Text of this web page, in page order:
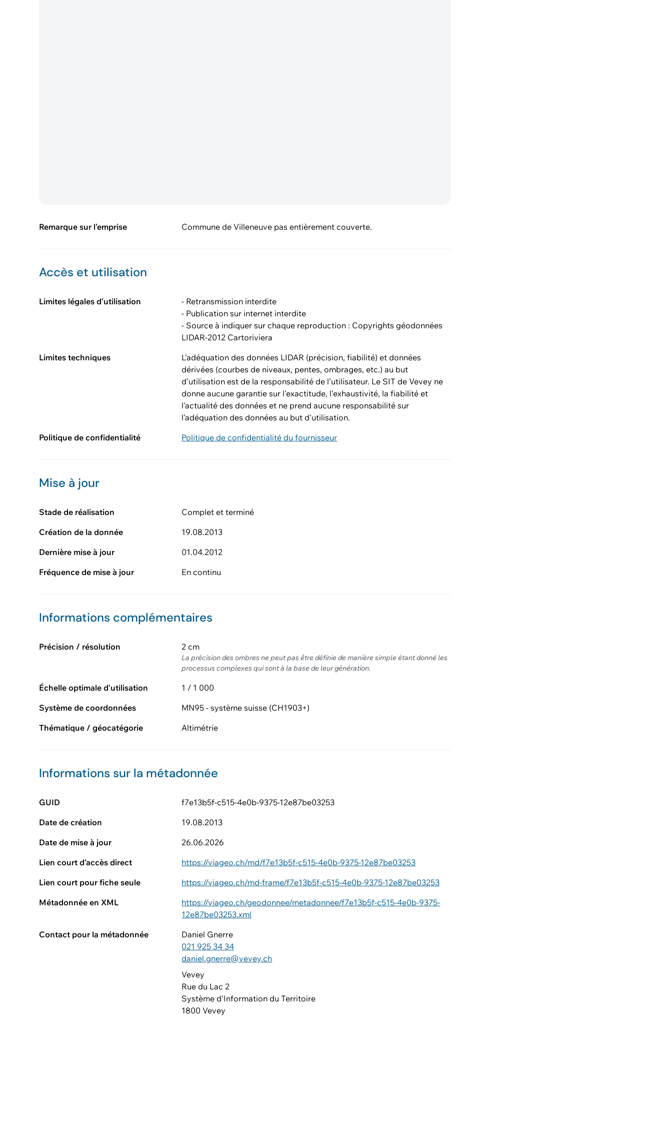
Remarque sur l'emprise Commune de Villeneuve pas entièrement couverte.
Accès et utilisation
Limites légales d'utilisation
- Retransmission interdite
- Publication sur internet interdite
- Source à indiquer sur chaque reproduction : Copyrights géodonnées
LIDAR-2012 Cartoriviera
Limites techniques
L'adéquation des données LIDAR (précision, fiabilité) et données
dérivées (courbes de niveaux, pentes, ombrages, etc.) au but
d'utilisation est de la responsabilité de l'utilisateur. Le SIT de Vevey ne
donne aucune garantie sur l'exactitude, l'exhaustivité, la fiabilité et
l'actualité des données et ne prend aucune responsabilité sur
l'adéquation des données au but d'utilisation.
Politique de confidentialité
Politique de confidentialité du fournisseur
Mise à jour
Stade de réalisation
Complet et terminé
Création de la donnée
19.08.2013
Dernière mise à jour
01.04.2012
Fréquence de mise à jour
En continu
Informations complémentaires
Précision / résolution 2 cm
La précision des ombres ne peut pas être définie de manière simple étant donné les
processus complexes qui sont à la base de leur génération.
Échelle optimale d'utilisation
1 / 1 000
Système de coordonnées
MN95 - système suisse (CH1903+)
Thématique / géocatégorie
Altimétrie
Informations sur la métadonnée
GUID
f7e13b5f-c515-4e0b-9375-12e87be03253
Date de création
19.08.2013
Date de mise à jour
26.06.2026
Lien court d'accès direct
https://viageo.ch/md/f7e13b5f-c515-4e0b-9375-12e87be03253
Lien court pour fiche seule
https://viageo.ch/md-frame/f7e13b5f-c515-4e0b-9375-12e87be03253
Métadonnée en XML
https://viageo.ch/geodonnee/metadonnee/f7e13b5f-c515-4e0b-9375-
12e87be03253.xml
Contact pour la métadonnée
Daniel Gnerre
021 925 34 34
daniel.gnerre@vevey.ch
Vevey
Rue du Lac 2
Système d'Information du Territoire
1800 Vevey